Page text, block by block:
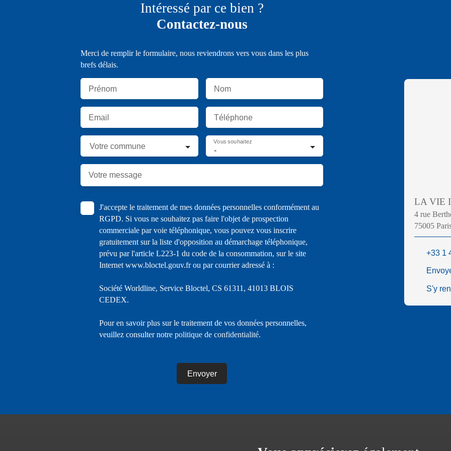
Intéressé par ce bien ?
Contactez-nous
Merci de remplir le formulaire, nous reviendrons vers vous dans les plus
brefs délais.
Prénom Nom
Email Téléphone
Votre commune -
Vous souhaitez
Votre message
J'accepte le traitement de mes données personnelles conformément au
RGPD. Si vous ne souhaitez pas faire l'objet de prospection
commerciale par voie téléphonique, vous pouvez vous inscrire
gratuitement sur la liste d'opposition au démarchage téléphonique,
prévu par l'article L223-1 du code de la consommation, sur le site
Internet www.bloctel.gouv.fr ou par courrier adressé à :
Société Worldline, Service Bloctel, CS 61311, 41013 BLOIS
CEDEX.
Pour en savoir plus sur le traitement de vos données personnelles,
veuillez consulter notre politique de confidentialité.
Envoyer
LA VIE
4 rue
75005
+33 1
S'y